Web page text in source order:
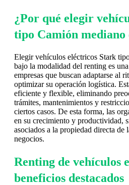
¿Por qué elegir
tipo Camión mediano
Elegir vehículos eléctricos Stark
bajo la modalidad del renting es
empresas que buscan adaptarse al
optimizar su operación logística.
eficiente y flexible, eliminando
trámites, mantenimientos y
ciertos casos. De esta forma, las
en su crecimiento y productividad,
asociados a la propiedad directa de
negocios.
Renting de vehículos
beneficios destacados